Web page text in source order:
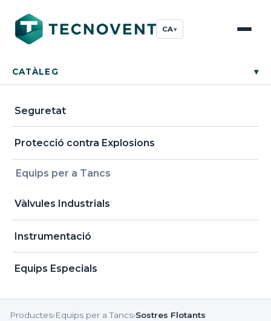
CA▾
CATÀLEG ▾
Seguretat
Protecció contra Explosions
Equips per a Tancs
Vàlvules Industrials
Instrumentació
Equips Especials
Productes›Equips per a Tancs›Sostres Flotants